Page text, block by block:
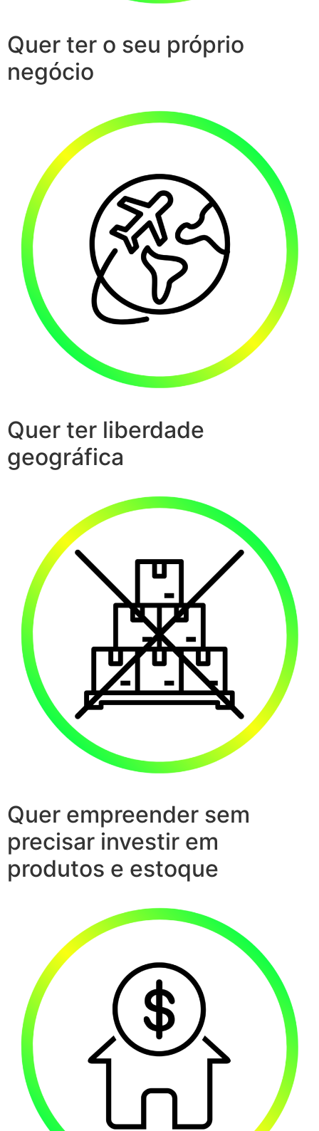
Quer ter o seu próprio
negócio
Quer ter liberdade
geográfica
Quer empreender sem
precisar investir em
produtos e estoque